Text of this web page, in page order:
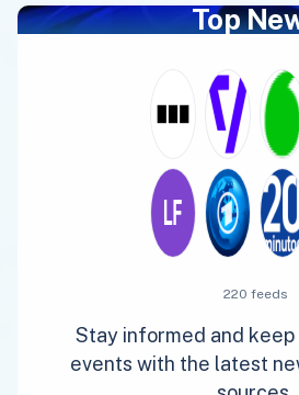
Top
220 feeds
Stay informed and
events with the latest